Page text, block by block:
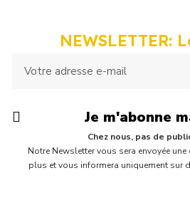
NEWSLETTER:
Je m'abonne
Chez nous, pas de
Notre Newsletter vous sera envoyée
plus et vous informera uniquement sur